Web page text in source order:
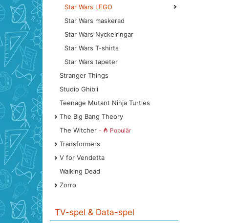
Star Wars LEGO
Star Wars maskerad
Star Wars Nyckelringar
Star Wars T-shirts
Star Wars tapeter
Stranger Things
Studio Ghibli
Teenage Mutant Ninja Turtles
The Big Bang Theory
The Witcher - Populär
Transformers
V for Vendetta
Walking Dead
Zorro
TV-spel & Data-spel